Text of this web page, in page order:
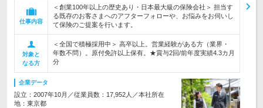
仕事内容
＜創業100年以上の歴史あり・日本最大級の保険会社＞ 担当す
る既存のお客さまへのアフターフォローや、お悩みをお伺いし
て保険のご提案を行います。
対象と
なる方
＜全国で積極採用中＞ 高卒以上。営業経験がある方（業界・
年数不問）。原付免許以上保有。★賞与2回/前年度実績4.3カ月
分
企業データ
設立：2007年10月／従業員数：17,952人／本社所在
地：東京都